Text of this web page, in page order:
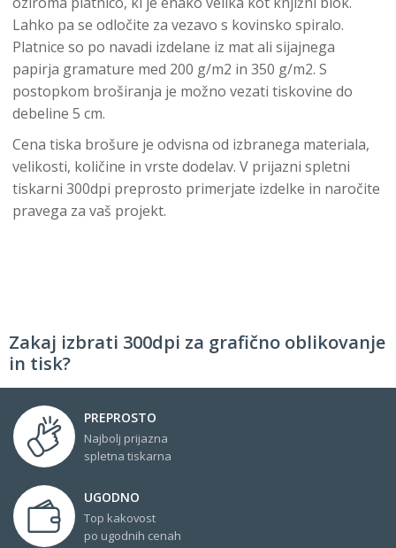
Lahko pa se odločite za vezavo s kovinsko spiralo.
Platnice so po navadi izdelane iz mat ali sijajnega
papirja gramature med 200 g/m2 in 350 g/m2. S
postopkom broširanja je možno vezati tiskovine do
debeline 5 cm.
Cena tiska brošure je odvisna od izbranega materiala,
velikosti, količine in vrste dodelav. V prijazni spletni
tiskarni 300dpi preprosto primerjate izdelke in naročite
pravega za vaš projekt.
Zakaj izbrati 300dpi za grafično oblikovanje
in tisk?
PREPROSTO
Najbolj prijazna
spletna tiskarna
UGODNO
Top kakovost
po ugodnih cenah